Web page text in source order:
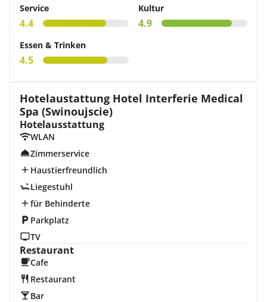
Service
4.4
Kultur
4.9
Essen & Trinken
4.5
Hotelaustattung Hotel Interferie Medical
Spa (Swinoujscie)
Hotelausstattung
WLAN
Zimmerservice
Haustierfreundlich
Liegestuhl
für Behinderte
Parkplatz
TV
Restaurant
Cafe
Restaurant
Bar